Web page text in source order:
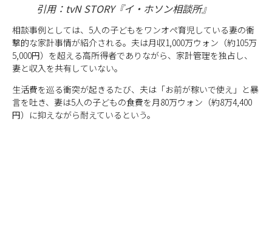
引用：tvN STORY『イ・ホソン相談所』
相談事例としては、5人の子どもをワンオペ育児している妻の衝
撃的な家計事情が紹介される。夫は月収1,000万ウォン（約105万
5,000円）を超える高所得者でありながら、家計管理を独占し、
妻と収入を共有していない。
生活費を巡る衝突が起きるたび、夫は「お前が稼いで使え」と暴
言を吐き、妻は5人の子どもの食費を月80万ウォン（約8万4,400
円）に抑えながら耐えているという。